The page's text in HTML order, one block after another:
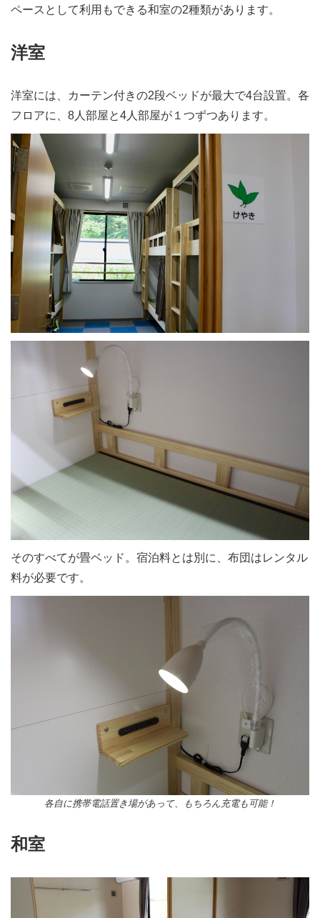
ペースとして利用もできる和室の2種類があります。
洋室
洋室には、カーテン付きの2段ベッドが最大で4台設置。各
フロアに、8人部屋と4人部屋が１つずつあります。
そのすべてが畳ベッド。宿泊料とは別に、布団はレンタル
料が必要です。
各自に携帯電話置き場があって、もちろん充電も可能！
和室